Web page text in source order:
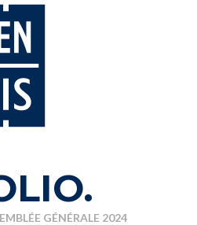
GÉNÉRALE 2024